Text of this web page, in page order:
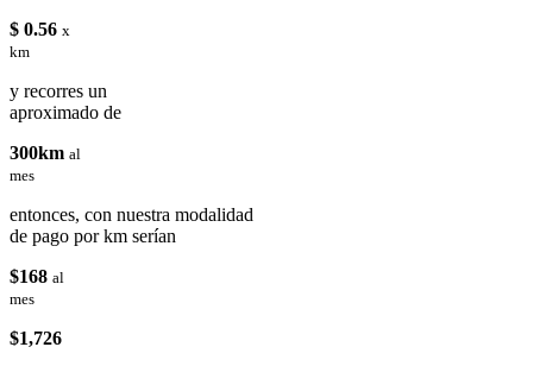
$ 0.56 x
km
y recorres un
aproximado de
300km al
mes
entonces, con nuestra modalidad
de pago por km serían
$168 al
mes
$1,726